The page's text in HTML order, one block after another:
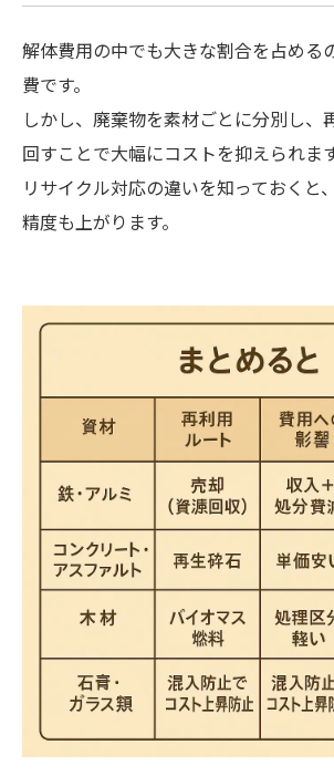
解体費用の中でも大きな割合を占める
費です。
しかし、廃棄物を素材ごとに分別し、
回すことで大幅にコストを抑えられます
リサイクル対応の違いを知っておくと
精度も上がります。